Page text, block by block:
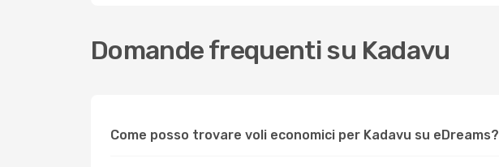
Domande frequenti su Kadavu
Come posso trovare voli economici per Kadavu su eDreams?